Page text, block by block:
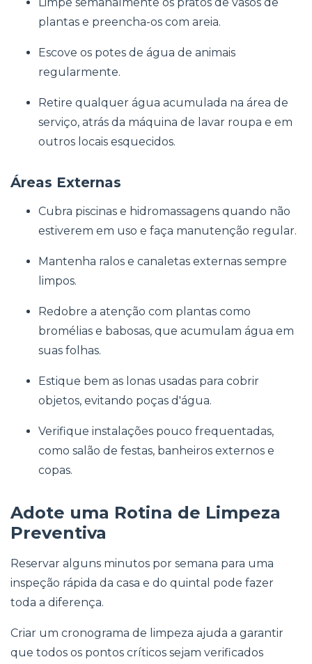
plantas e preencha-os com areia.
Escove os potes de água de animais
regularmente.
Retire qualquer água acumulada na área de
serviço, atrás da máquina de lavar roupa e em
outros locais esquecidos.
Áreas Externas
Cubra piscinas e hidromassagens quando não
estiverem em uso e faça manutenção regular.
Mantenha ralos e canaletas externas sempre
limpos.
Redobre a atenção com plantas como
bromélias e babosas, que acumulam água em
suas folhas.
Estique bem as lonas usadas para cobrir
objetos, evitando poças d'água.
Verifique instalações pouco frequentadas,
como salão de festas, banheiros externos e
copas.
Adote uma Rotina de Limpeza
Preventiva
Reservar alguns minutos por semana para uma
inspeção rápida da casa e do quintal pode fazer
toda a diferença.
Criar um cronograma de limpeza ajuda a garantir
que todos os pontos críticos sejam verificados